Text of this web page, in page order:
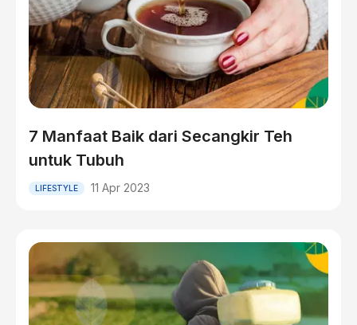
7 Manfaat Baik dari Secangkir Teh
untuk Tubuh
LIFESTYLE 11 Apr 2023